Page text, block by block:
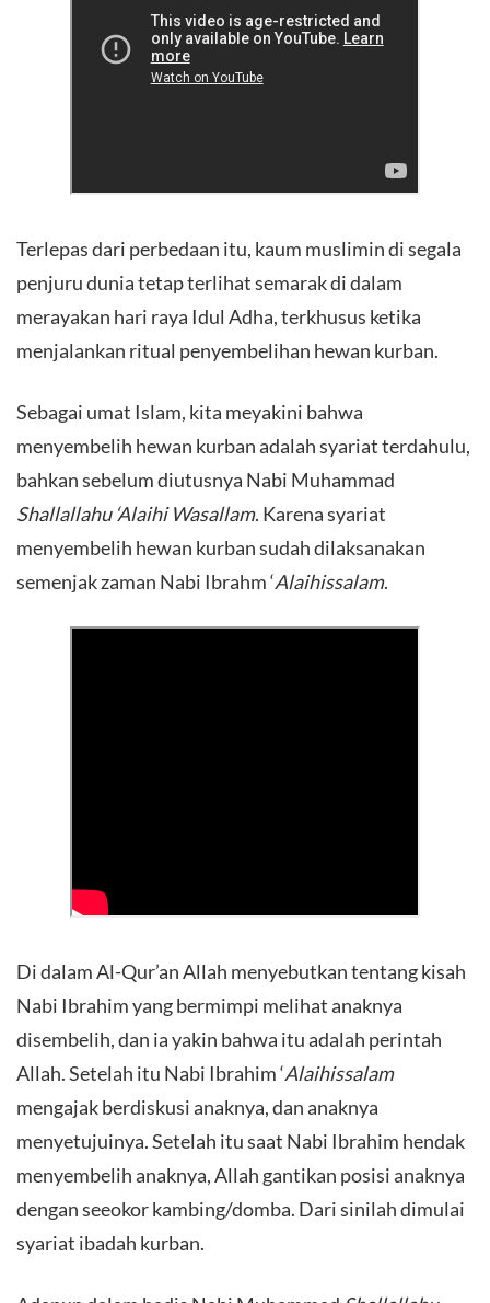
Terlepas dari perbedaan itu, kaum muslimin di segala
penjuru dunia tetap terlihat semarak di dalam
merayakan hari raya Idul Adha, terkhusus ketika
menjalankan ritual penyembelihan hewan kurban.
Sebagai umat Islam, kita meyakini bahwa
menyembelih hewan kurban adalah syariat terdahulu,
bahkan sebelum diutusnya Nabi Muhammad
Shallallahu ‘Alaihi Wasallam. Karena syariat
menyembelih hewan kurban sudah dilaksanakan
semenjak zaman Nabi Ibrahm ‘Alaihissalam.
Di dalam Al-Qur’an Allah menyebutkan tentang kisah
Nabi Ibrahim yang bermimpi melihat anaknya
disembelih, dan ia yakin bahwa itu adalah perintah
Allah. Setelah itu Nabi Ibrahim ‘Alaihissalam
mengajak berdiskusi anaknya, dan anaknya
menyetujuinya. Setelah itu saat Nabi Ibrahim hendak
menyembelih anaknya, Allah gantikan posisi anaknya
dengan seeokor kambing/domba. Dari sinilah dimulai
syariat ibadah kurban.